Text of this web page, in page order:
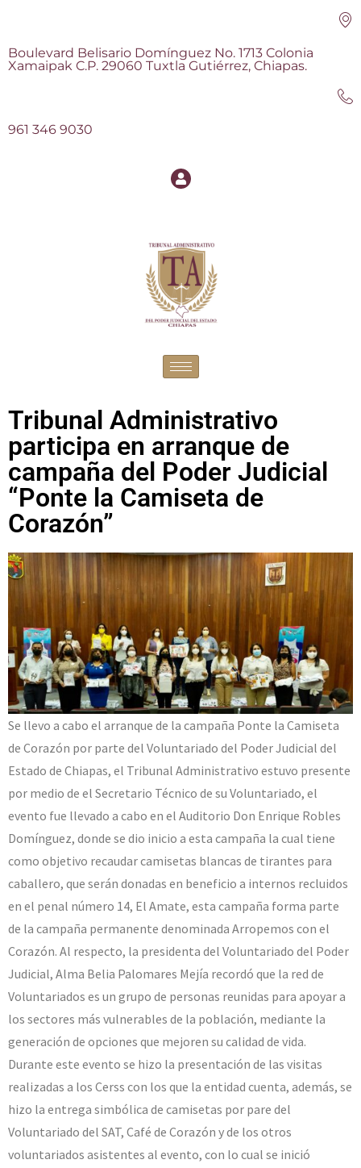
Boulevard Belisario Domínguez No. 1713 Colonia
Xamaipak C.P. 29060 Tuxtla Gutiérrez, Chiapas.
961 346 9030
Tribunal Administrativo
participa en arranque de
campaña del Poder Judicial
“Ponte la Camiseta de
Corazón”
Se llevo a cabo el arranque de la campaña Ponte la Camiseta
de Corazón por parte del Voluntariado del Poder Judicial del
Estado de Chiapas, el Tribunal Administrativo estuvo presente
por medio de el Secretario Técnico de su Voluntariado, el
evento fue llevado a cabo en el Auditorio Don Enrique Robles
Domínguez, donde se dio inicio a esta campaña la cual tiene
como objetivo recaudar camisetas blancas de tirantes para
caballero, que serán donadas en beneficio a internos recluidos
en el penal número 14, El Amate, esta campaña forma parte
de la campaña permanente denominada Arropemos con el
Corazón. Al respecto, la presidenta del Voluntariado del Poder
Judicial, Alma Belia Palomares Mejía recordó que la red de
Voluntariados es un grupo de personas reunidas para apoyar a
los sectores más vulnerables de la población, mediante la
generación de opciones que mejoren su calidad de vida.
Durante este evento se hizo la presentación de las visitas
realizadas a los Cerss con los que la entidad cuenta, además, se
hizo la entrega simbólica de camisetas por pare del
Voluntariado del SAT, Café de Corazón y de los otros
voluntariados asistentes al evento, con lo cual se inició